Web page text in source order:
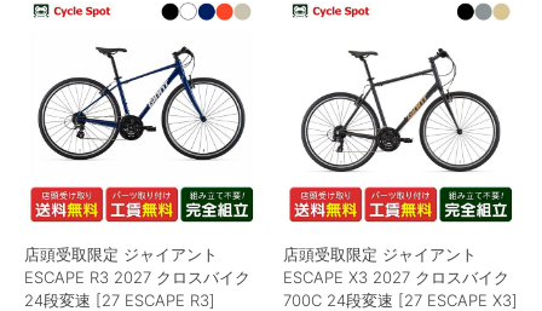
店頭受取限定 ジャイアント
ESCAPE R3 2027 クロスバイク
24段変速 [27 ESCAPE R3]
店頭受取限定 ジャイアント
ESCAPE X3 2027 クロスバイク
700C 24段変速 [27 ESCAPE X3]